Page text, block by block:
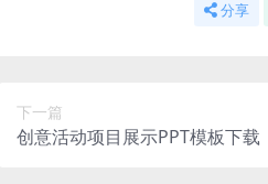
分享
下一篇
创意活动项目展示PPT模板下载